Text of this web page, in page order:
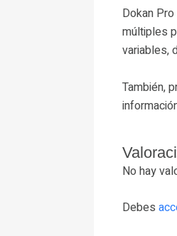
Dokan
múltiples
variables,
También,
No hay
Debes